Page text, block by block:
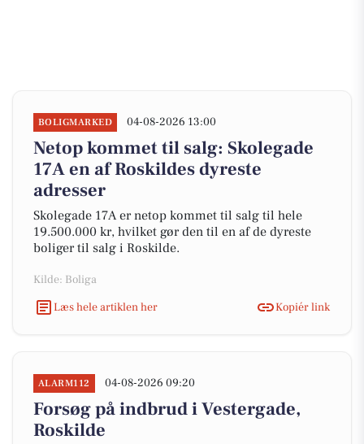
BOLIGMARKED 04-08-2026 13:00
Netop kommet til salg: Skolegade
17A en af Roskildes dyreste
adresser
Skolegade 17A er netop kommet til salg til hele
19.500.000 kr, hvilket gør den til en af de dyreste
boliger til salg i Roskilde.
Kilde: Boliga
Læs hele artiklen her
Kopiér link
ALARM112 04-08-2026 09:20
Forsøg på indbrud i Vestergade,
Roskilde